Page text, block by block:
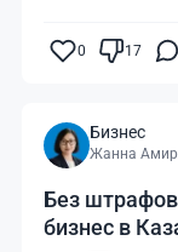
0 17
Бизнес
Жанна
Без
бизнес в